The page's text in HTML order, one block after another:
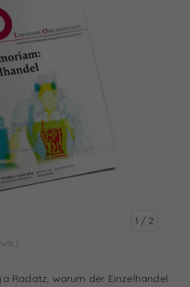
1 / 2
Radatz, warum der Einzelhandel